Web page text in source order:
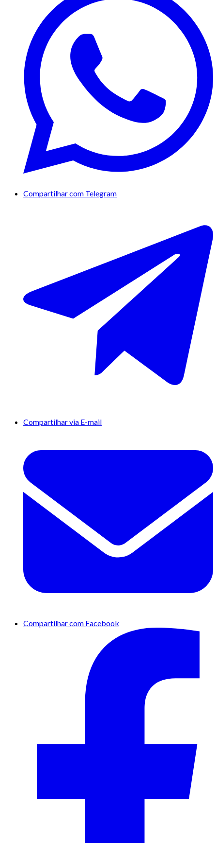
Compartilhar com Telegram
Compartilhar via E-mail
Compartilhar com Facebook